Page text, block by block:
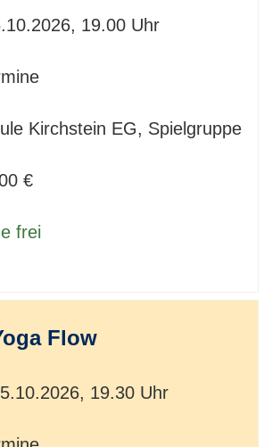
19.00 Uhr
Kirchstein EG, Spielgruppe
€
frei
Flow
19.30 Uhr